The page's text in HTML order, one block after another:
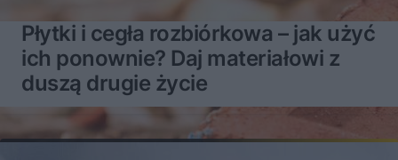
Płytki i cegła rozbiórkowa – jak użyć
ich ponownie? Daj materiałowi z
duszą drugie życie